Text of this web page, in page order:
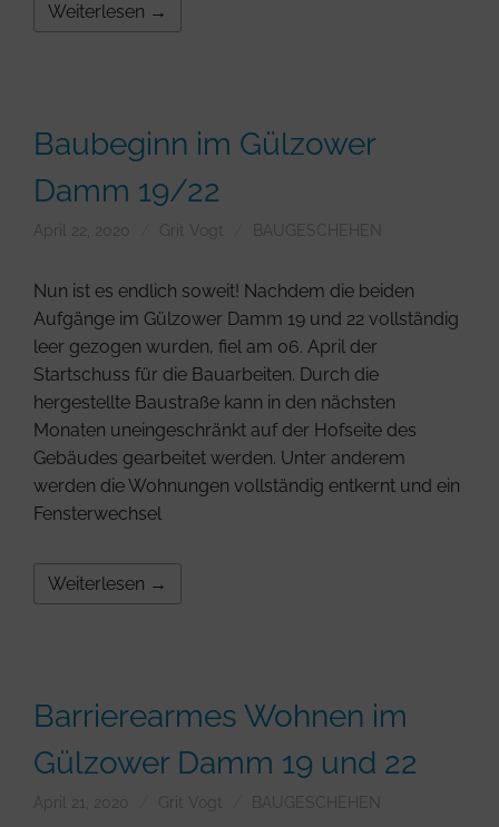
Weiterlesen →
Baubeginn im Gülzower
Damm 19/22
April 22, 2020 Grit Vogt BAUGESCHEHEN
Nun ist es endlich soweit! Nachdem die beiden
Aufgänge im Gülzower Damm 19 und 22 vollständig
leer gezogen wurden, fiel am 06. April der
Startschuss für die Bauarbeiten. Durch die
hergestellte Baustraße kann in den nächsten
Monaten uneingeschränkt auf der Hofseite des
Gebäudes gearbeitet werden. Unter anderem
werden die Wohnungen vollständig entkernt und ein
Fensterwechsel
Weiterlesen →
Barrierearmes Wohnen im
Gülzower Damm 19 und 22
April 21, 2020 Grit Vogt BAUGESCHEHEN